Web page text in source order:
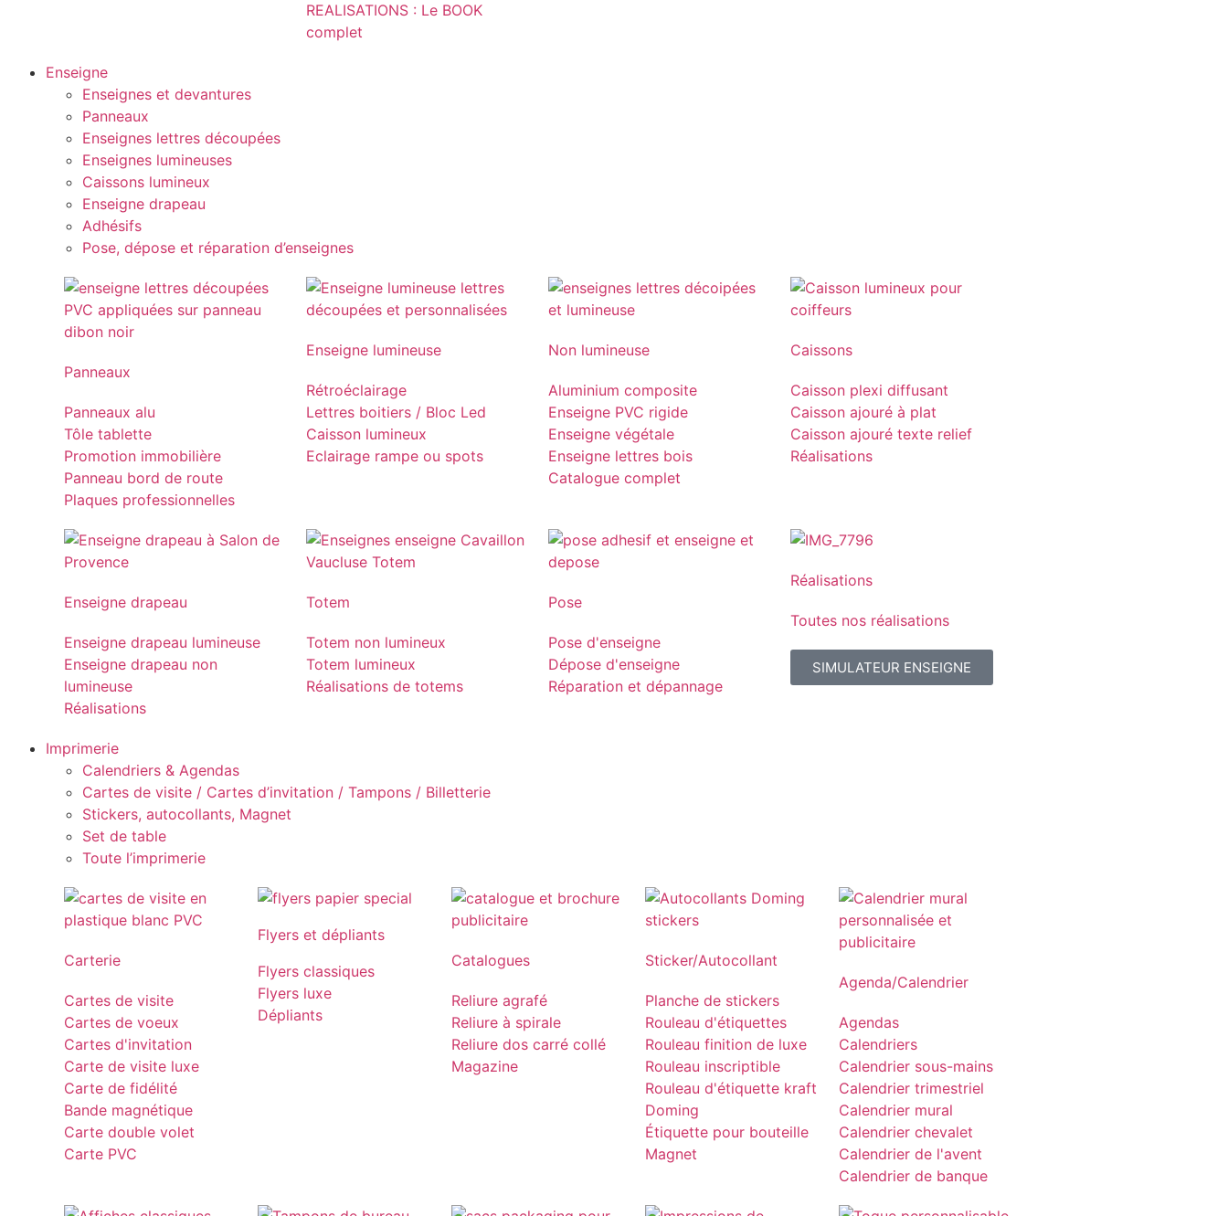
REALISATIONS : Le BOOK
complet
Enseigne
Enseignes et devantures
Panneaux
Enseignes lettres découpées
Enseignes lumineuses
Caissons lumineux
Enseigne drapeau
Adhésifs
Pose, dépose et réparation d’enseignes
Panneaux
Panneaux alu
Tôle tablette
Promotion immobilière
Panneau bord de route
Plaques professionnelles
Enseigne lumineuse
Rétroéclairage
Lettres boitiers / Bloc Led
Caisson lumineux
Eclairage rampe ou spots
Non lumineuse
Aluminium composite
Enseigne PVC rigide
Enseigne végétale
Enseigne lettres bois
Catalogue complet
Caissons
Caisson plexi diffusant
Caisson ajouré à plat
Caisson ajouré texte relief
Réalisations
Enseigne drapeau
Enseigne drapeau lumineuse
Enseigne drapeau non
lumineuse
Réalisations
Totem
Totem non lumineux
Totem lumineux
Réalisations de totems
Pose
Pose d'enseigne
Dépose d'enseigne
Réparation et dépannage
Réalisations
Toutes nos réalisations
SIMULATEUR ENSEIGNE
Imprimerie
Calendriers & Agendas
Cartes de visite / Cartes d’invitation / Tampons / Billetterie
Stickers, autocollants, Magnet
Set de table
Toute l’imprimerie
Carterie
Cartes de visite
Cartes de voeux
Cartes d'invitation
Carte de visite luxe
Carte de fidélité
Bande magnétique
Carte double volet
Carte PVC
Flyers et dépliants
Flyers classiques
Flyers luxe
Dépliants
Catalogues
Reliure agrafé
Reliure à spirale
Reliure dos carré collé
Magazine
Sticker/Autocollant
Planche de stickers
Rouleau d'étiquettes
Rouleau finition de luxe
Rouleau inscriptible
Rouleau d'étiquette kraft
Doming
Étiquette pour bouteille
Magnet
Agenda/Calendrier
Agendas
Calendriers
Calendrier sous-mains
Calendrier trimestriel
Calendrier mural
Calendrier chevalet
Calendrier de l'avent
Calendrier de banque